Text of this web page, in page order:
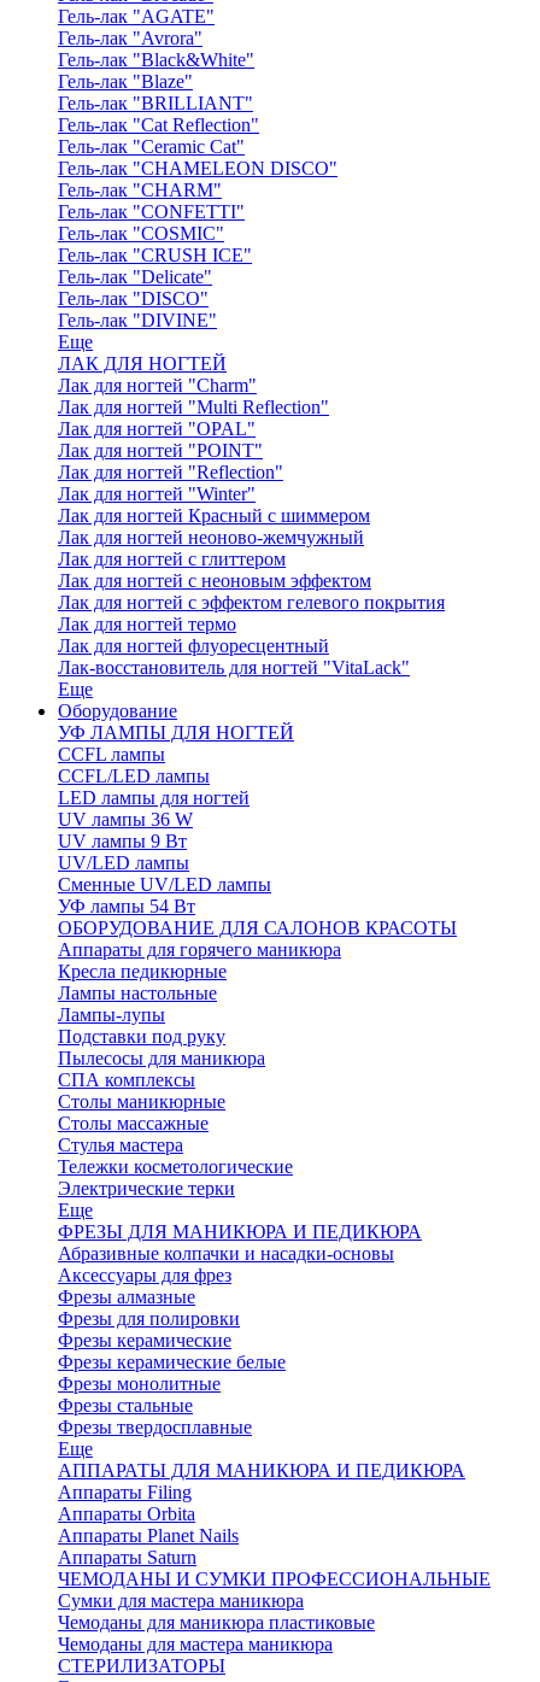
Гель-лак "AGATE"
Гель-лак "Avrora"
Гель-лак "Black&White"
Гель-лак "Blaze"
Гель-лак "BRILLIANT"
Гель-лак "Cat Reflection"
Гель-лак "Ceramic Cat"
Гель-лак "CHAMELEON DISCO"
Гель-лак "CHARM"
Гель-лак "CONFETTI"
Гель-лак "COSMIC"
Гель-лак "CRUSH ICE"
Гель-лак "Delicate"
Гель-лак "DISCO"
Гель-лак "DIVINE"
Еще
ЛАК ДЛЯ НОГТЕЙ
Лак для ногтей "Charm"
Лак для ногтей "Multi Reflection"
Лак для ногтей "OPAL"
Лак для ногтей "POINT"
Лак для ногтей "Reflection"
Лак для ногтей "Winter"
Лак для ногтей Красный с шиммером
Лак для ногтей неоново-жемчужный
Лак для ногтей с глиттером
Лак для ногтей с неоновым эффектом
Лак для ногтей с эффектом гелевого покрытия
Лак для ногтей термо
Лак для ногтей флуоресцентный
Лак-восстановитель для ногтей "VitaLack"
Еще
Оборудование
УФ ЛАМПЫ ДЛЯ НОГТЕЙ
CCFL лампы
CCFL/LED лампы
LED лампы для ногтей
UV лампы 36 W
UV лампы 9 Вт
UV/LED лампы
Сменные UV/LED лампы
УФ лампы 54 Вт
ОБОРУДОВАНИЕ ДЛЯ САЛОНОВ КРАСОТЫ
Аппараты для горячего маникюра
Кресла педикюрные
Лампы настольные
Лампы-лупы
Подставки под руку
Пылесосы для маникюра
СПА комплексы
Столы маникюрные
Столы массажные
Стулья мастера
Тележки косметологические
Электрические терки
Еще
ФРЕЗЫ ДЛЯ МАНИКЮРА И ПЕДИКЮРА
Абразивные колпачки и насадки-основы
Аксессуары для фрез
Фрезы алмазные
Фрезы для полировки
Фрезы керамические
Фрезы керамические белые
Фрезы монолитные
Фрезы стальные
Фрезы твердосплавные
Еще
АППАРАТЫ ДЛЯ МАНИКЮРА И ПЕДИКЮРА
Аппараты Filing
Аппараты Orbita
Аппараты Planet Nails
Аппараты Saturn
ЧЕМОДАНЫ И СУМКИ ПРОФЕССИОНАЛЬНЫЕ
Сумки для мастера маникюра
Чемоданы для маникюра пластиковые
Чемоданы для мастера маникюра
СТЕРИЛИЗАТОРЫ